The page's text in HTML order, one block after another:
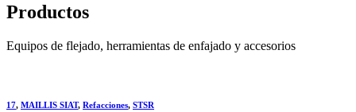
Productos
Equipos de flejado, herramientas de enfajado y accesorios
17, MAILLIS SIAT, Refacciones, STSR